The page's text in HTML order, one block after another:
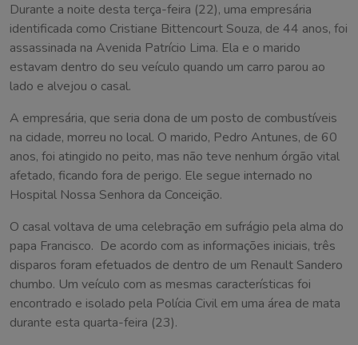
Durante a noite desta terça-feira (22), uma empresária
identificada como Cristiane Bittencourt Souza, de 44 anos, foi
assassinada na Avenida Patrício Lima. Ela e o marido
estavam dentro do seu veículo quando um carro parou ao
lado e alvejou o casal.
A empresária, que seria dona de um posto de combustíveis
na cidade, morreu no local. O marido, Pedro Antunes, de 60
anos, foi atingido no peito, mas não teve nenhum órgão vital
afetado, ficando fora de perigo. Ele segue internado no
Hospital Nossa Senhora da Conceição.
O casal voltava de uma celebração em sufrágio pela alma do
papa Francisco. De acordo com as informações iniciais, três
disparos foram efetuados de dentro de um Renault Sandero
chumbo. Um veículo com as mesmas características foi
encontrado e isolado pela Polícia Civil em uma área de mata
durante esta quarta-feira (23).